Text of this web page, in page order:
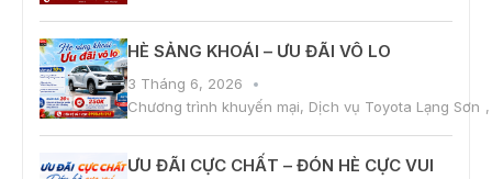
HÈ SẢNG KHOÁI – ƯU ĐÃI VÔ LO
3 Tháng 6, 2026
Chương trình khuyến mại, Dịch vụ Toyota Lạng Sơn
ƯU ĐÃI CỰC CHẤT – ĐÓN HÈ CỰC VUI